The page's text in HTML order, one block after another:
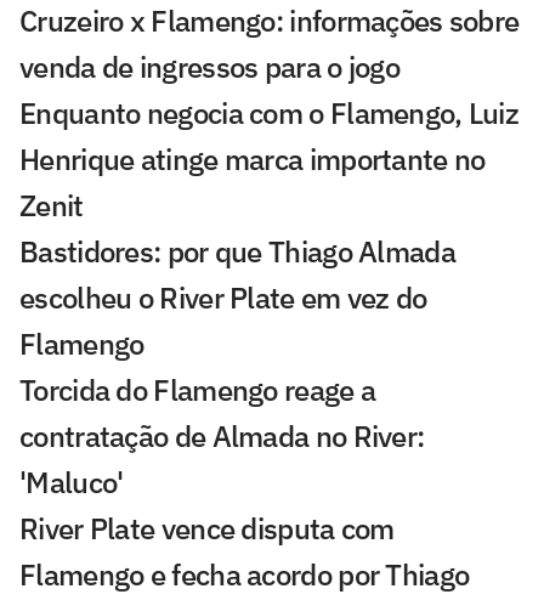
Cruzeiro x Flamengo: informações sobre
venda de ingressos para o jogo
Enquanto negocia com o Flamengo, Luiz
Henrique atinge marca importante no
Zenit
Bastidores: por que Thiago Almada
escolheu o River Plate em vez do
Flamengo
Torcida do Flamengo reage a
contratação de Almada no River:
'Maluco'
River Plate vence disputa com
Flamengo e fecha acordo por Thiago